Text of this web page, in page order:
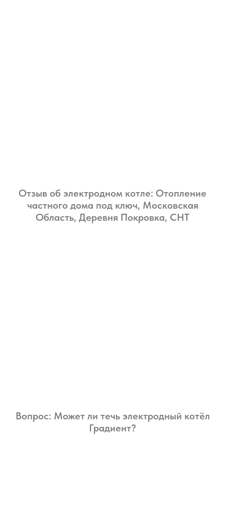
Отзыв об электродном котле: ️Отопление
частного дома под ключ, Московская
Область, Деревня Покровка, СНТ
Вопрос: Может ли течь электродный котёл
Градиент?